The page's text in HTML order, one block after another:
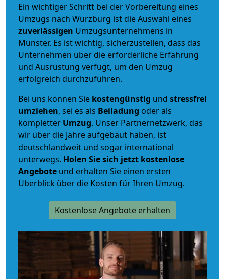
Ein wichtiger Schritt bei der Vorbereitung eines
Umzugs nach Würzburg ist die Auswahl eines
zuverlässigen Umzugsunternehmens in
Münster. Es ist wichtig, sicherzustellen, dass das
Unternehmen über die erforderliche Erfahrung
und Ausrüstung verfügt, um den Umzug
erfolgreich durchzuführen.
Bei uns können Sie kostengünstig und stressfrei
umziehen, sei es als Beiladung oder als
kompletter Umzug. Unser Partnernetzwerk, das
wir über die Jahre aufgebaut haben, ist
deutschlandweit und sogar international
unterwegs. Holen Sie sich jetzt kostenlose
Angebote und erhalten Sie einen ersten
Überblick über die Kosten für Ihren Umzug.
Kostenlose Angebote erhalten